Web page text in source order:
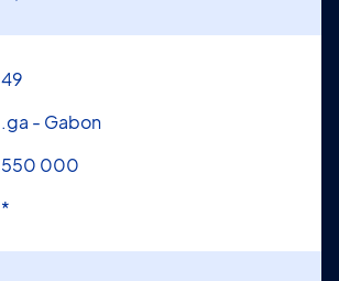
49
.ga - Gabon
550 000
*